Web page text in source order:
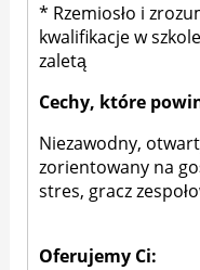
* Rzemiosło i
kwalifikacje w
zaletą
Cechy, które
Niezawodny,
zorientowany na
stres, gracz
Oferujemy Ci: